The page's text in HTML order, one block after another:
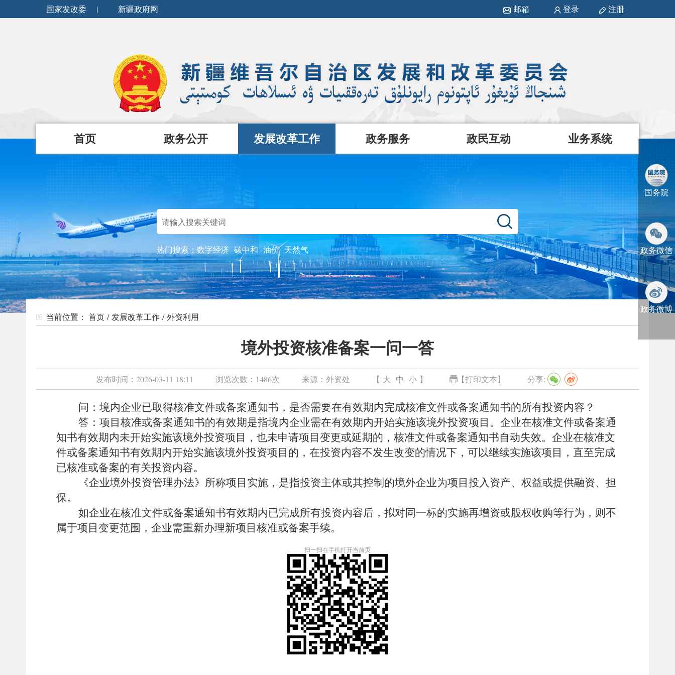
国家发改委 | 新疆政府网 邮箱 登录 注册
首页 政务公开 发展改革工作 政务服务 政民互动 业务系统
热门搜索： 数字经济 碳中和 油价 天然气
国务院
政务微信
政务微博
当前位置： 首页 / 发展改革工作 /外资利用
境外投资核准备案一问一答
发布时间： 2026-03-11 18:11 浏览次数： 1486次 来源： 外资处 【 大 中 小 】 【打印文本】 分享:
问：境内企业已取得核准文件或备案通知书，是否需要在有效期内完成核准文件或备案通知书的所有投资内容？
答：项目核准或备案通知书的有效期是指境内企业需在有效期内开始实施该境外投资项目。企业在核准文件或备案通
知书有效期内未开始实施该境外投资项目，也未申请项目变更或延期的，核准文件或备案通知书自动失效。企业在核准文
件或备案通知书有效期内开始实施该境外投资项目的，在投资内容不发生改变的情况下，可以继续实施该项目，直至完成
已核准或备案的有关投资内容。
《企业境外投资管理办法》所称项目实施，是指投资主体或其控制的境外企业为项目投入资产、权益或提供融资、担
保。
如企业在核准文件或备案通知书有效期内已完成所有投资内容后，拟对同一标的实施再增资或股权收购等行为，则不
属于项目变更范围，企业需重新办理新项目核准或备案手续。
扫一扫在手机打开当前页